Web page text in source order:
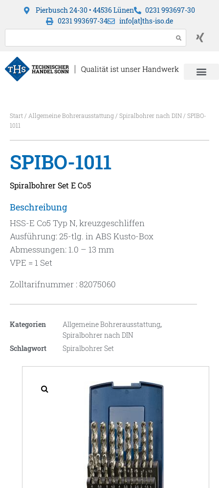
Pierbusch 24-30 • 44536 Lünen
0231 993697-30
0231 993697-34
info[at]ths-iso.de
Start/ Allgemeine Bohrerausstattung/ Spiralbohrer nach DIN/ SPIBO-
1011
SPIBO-1011
Spiralbohrer Set E Co5
Beschreibung
HSS-E Co5 Typ N, kreuzgeschliffen
Ausführung: 25-tlg. in ABS Kusto-Box
Abmessungen: 1.0 – 13 mm
VPE = 1 Set
Zolltarifnummer : 82075060
Kategorien Allgemeine Bohrerausstattung,
Spiralbohrer nach DIN
Schlagwort
Spiralbohrer Set